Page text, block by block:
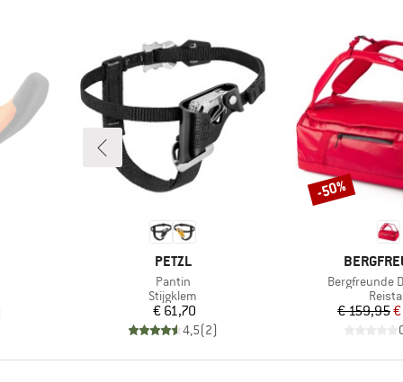
MERK
PETZL
Artikel
Pantin
Productgroep
Stijgklem
Prijs
€ 61,70
4,5(2)
MERK
Artikel
Bergfreunde
€ 159,95
Korting
-50%